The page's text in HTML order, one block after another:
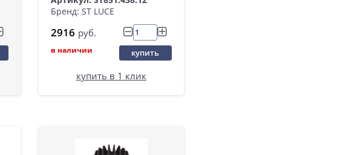
Бренд: ST LUCE
2916 руб.
в наличии купить
купить в 1 клик